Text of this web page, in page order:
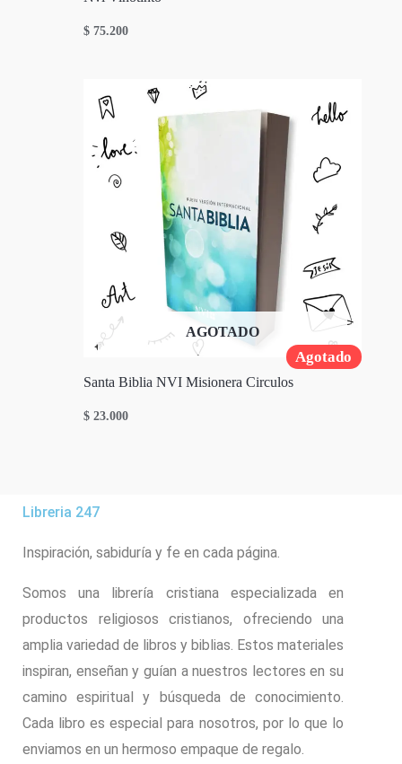
$ 75.200
Agotado
AGOTADO
Santa Biblia NVI Misionera Circulos
$ 23.000
Libreria 247
Inspiración, sabiduría y fe en cada página.
Somos una librería cristiana especializada en
productos religiosos cristianos, ofreciendo una
amplia variedad de libros y biblias. Estos materiales
inspiran, enseñan y guían a nuestros lectores en su
camino espiritual y búsqueda de conocimiento.
Cada libro es especial para nosotros, por lo que lo
enviamos en un hermoso empaque de regalo.